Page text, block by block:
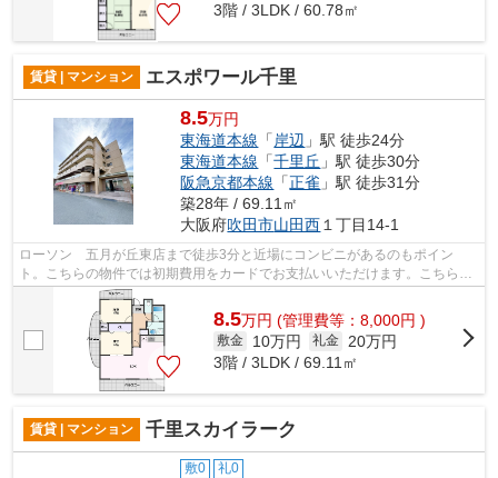
3階 / 3LDK / 60.78㎡
賃貸 | マンション エスポワール千里
8.5万円
東海道本線 「岸辺 」駅 徒歩24分
東海道本線 「千里丘 」駅 徒歩30分
阪急京都本線 「正雀 」駅 徒歩31分
築28年 / 69.11㎡
大阪府吹田市山田西１丁目14-1
ローソン 五月が丘東店まで徒歩3分と近場にコンビニがあるのもポイン
ト。こちらの物件では初期費用をカードでお支払いいただけます。こちらの
物件はマンションです。共用部には敷地内...
8.5万円 (管理費等：8,000円 )
敷金 10万円 礼金
20万円
3階 / 3LDK / 69.11㎡
賃貸 | マンション 千里スカイラーク
敷0 礼0